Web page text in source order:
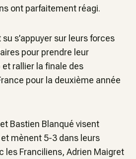
ont parfaitement réagi.
s’appuyer sur leurs forces
pour prendre leur
rallier la finale des
pour la deuxième année
Bastien Blanqué visent
mènent 5-3 dans leurs
les Franciliens, Adrien Maigret